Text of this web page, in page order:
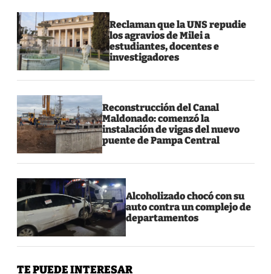
Reclaman que la UNS repudie
los agravios de Milei a
estudiantes, docentes e
investigadores
Reconstrucción del Canal
Maldonado: comenzó la
instalación de vigas del nuevo
puente de Pampa Central
Alcoholizado chocó con su
auto contra un complejo de
departamentos
TE PUEDE INTERESAR